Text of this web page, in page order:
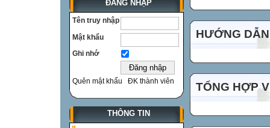
ĐĂNG NHẬP
Tên truy nhập
Mật khẩu
Ghi nhớ
Quên mật khẩu ĐK thành viên
THÔNG TIN
HƯỚNG
TỔNG HỢP